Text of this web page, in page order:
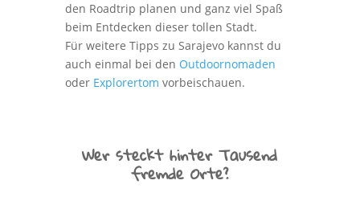
den Roadtrip planen und ganz viel Spaß
beim Entdecken dieser tollen Stadt.
Für weitere Tipps zu Sarajevo kannst du
auch einmal bei den Outdoornomaden
oder Explorertom vorbeischauen.
Wer steckt hinter Tausend
fremde Orte?